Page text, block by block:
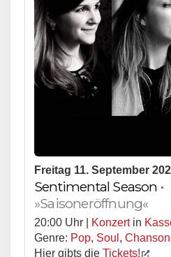
Freitag 11. September
Sentimental Season •
»Saisoneröffnung«
20:00 Uhr | Konzertin
Genre: Pop, Soul , Chanson
Hier gibts die Tickets!